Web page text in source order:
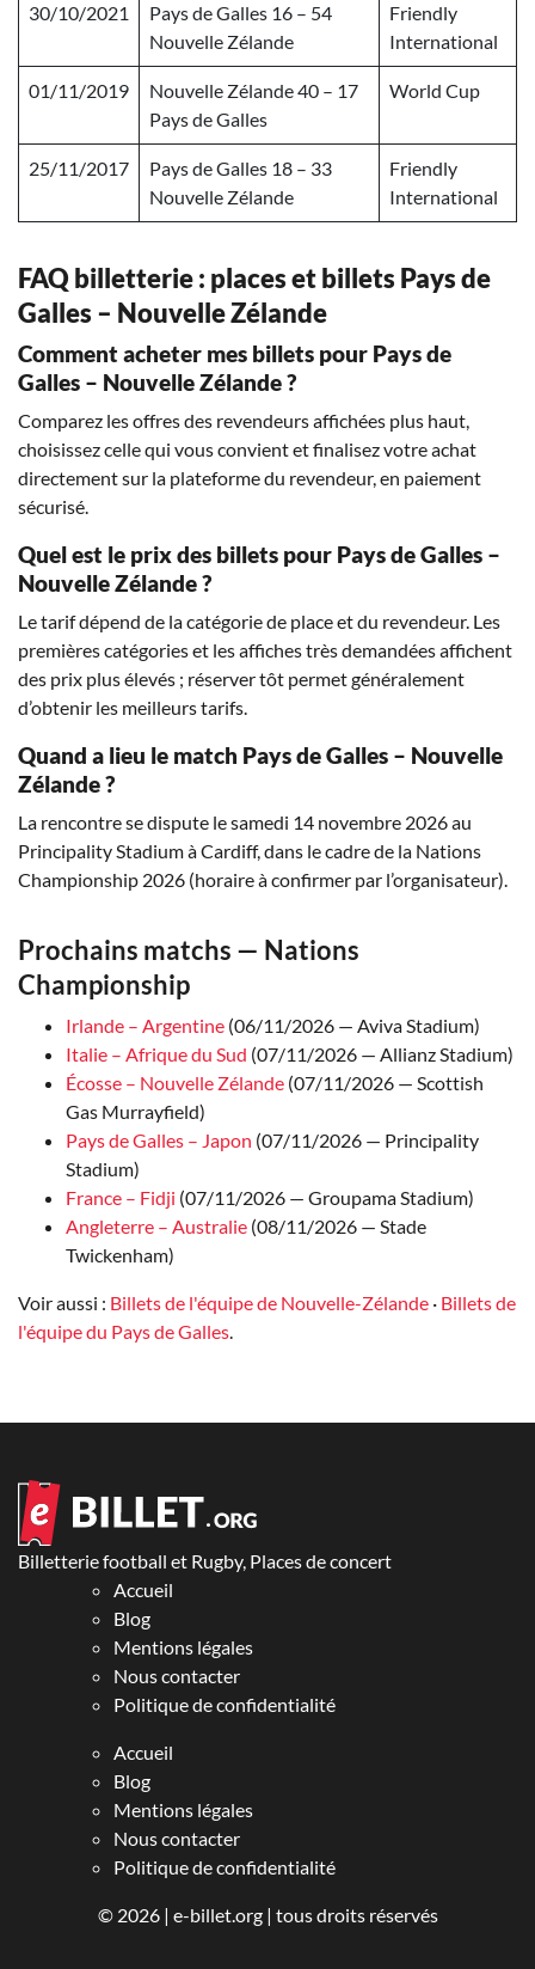
30/10/2021
Pays de Galles 16 – 54
Nouvelle Zélande
Friendly
International
01/11/2019
Nouvelle Zélande 40 – 17
Pays de Galles
World Cup
25/11/2017
Pays de Galles 18 – 33
Nouvelle Zélande
Friendly
International
FAQ billetterie : places et billets Pays de
Galles – Nouvelle Zélande
Comment acheter mes billets pour Pays de
Galles – Nouvelle Zélande ?
Comparez les offres des revendeurs affichées plus haut,
choisissez celle qui vous convient et finalisez votre achat
directement sur la plateforme du revendeur, en paiement
sécurisé.
Quel est le prix des billets pour Pays de Galles –
Nouvelle Zélande ?
Le tarif dépend de la catégorie de place et du revendeur. Les
premières catégories et les affiches très demandées affichent
des prix plus élevés ; réserver tôt permet généralement
d’obtenir les meilleurs tarifs.
Quand a lieu le match Pays de Galles – Nouvelle
Zélande ?
La rencontre se dispute le samedi 14 novembre 2026 au
Principality Stadium à Cardiff, dans le cadre de la Nations
Championship 2026 (horaire à confirmer par l’organisateur).
Prochains matchs — Nations
Championship
Irlande – Argentine (06/11/2026 — Aviva Stadium)
Italie – Afrique du Sud (07/11/2026 — Allianz Stadium)
Écosse – Nouvelle Zélande (07/11/2026 — Scottish
Gas Murrayfield)
Pays de Galles – Japon (07/11/2026 — Principality
Stadium)
France – Fidji (07/11/2026 — Groupama Stadium)
Angleterre – Australie (08/11/2026 — Stade
Twickenham)
Voir aussi : Billets de l'équipe de Nouvelle-Zélande · Billets de
l'équipe du Pays de Galles.
Billetterie football et Rugby, Places de concert
Accueil
Blog
Mentions légales
Nous contacter
Politique de confidentialité
Accueil
Blog
Mentions légales
Nous contacter
Politique de confidentialité
© 2026 | e-billet.org| tous droits réservés